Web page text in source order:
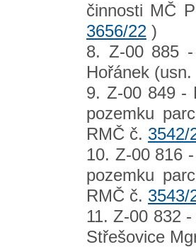
činnosti MČ
3656/22 )
8. Z-00 885
Hořánek
9. Z-00 849 -
pozemku
RMČ č. 3542/
10. Z-00 816
pozemku
RMČ č. 3543/
11. Z-00 832
Střešovice